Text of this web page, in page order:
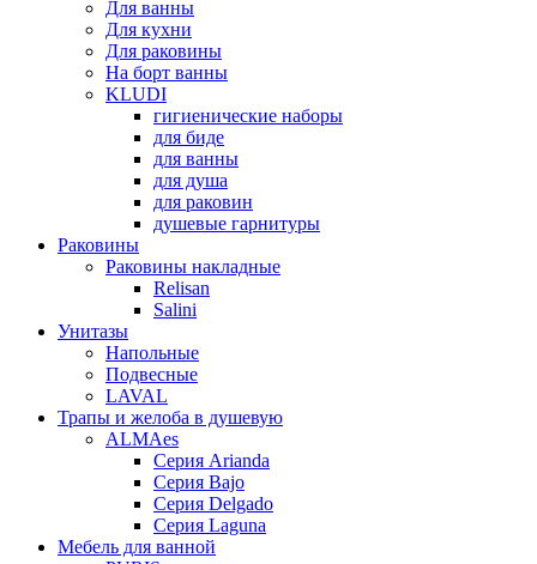
Для ванны
Для кухни
Для раковины
На борт ванны
KLUDI
гигиенические наборы
для биде
для ванны
для душа
для раковин
душевые гарнитуры
Раковины
Раковины накладные
Relisan
Salini
Унитазы
Напольные
Подвесные
LAVAL
Трапы и желоба в душевую
ALMAes
Серия Arianda
Серия Bajo
Серия Delgado
Серия Laguna
Мебель для ванной